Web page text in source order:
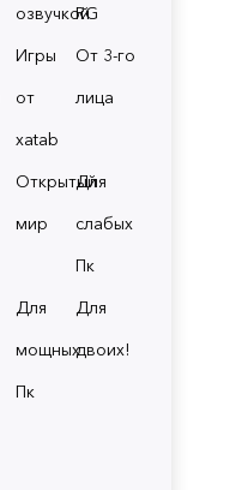
озвучкой
RG
Игры
от
xatab
От 3-го
лица
Открытый
мир
Для
слабых
Пк
Для
мощных
Пк
Для
двоих!